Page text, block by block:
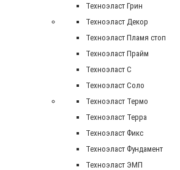
Техноэласт Грин
Техноэласт Декор
Техноэласт Пламя стоп
Техноэласт Прайм
Техноэласт С
Техноэласт Соло
Техноэласт Термо
Техноэласт Терра
Техноэласт Фикс
Техноэласт Фундамент
Техноэласт ЭМП